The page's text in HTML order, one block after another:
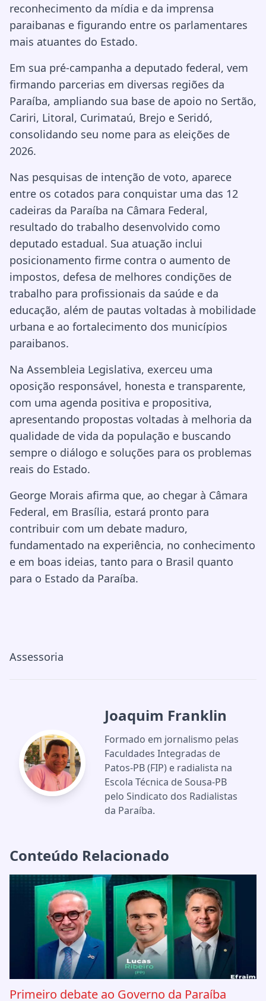
reconhecimento da mídia e da imprensa
paraibanas e figurando entre os parlamentares
mais atuantes do Estado.
Em sua pré-campanha a deputado federal, vem
firmando parcerias em diversas regiões da
Paraíba, ampliando sua base de apoio no Sertão,
Cariri, Litoral, Curimataú, Brejo e Seridó,
consolidando seu nome para as eleições de
2026.
Nas pesquisas de intenção de voto, aparece
entre os cotados para conquistar uma das 12
cadeiras da Paraíba na Câmara Federal,
resultado do trabalho desenvolvido como
deputado estadual. Sua atuação inclui
posicionamento firme contra o aumento de
impostos, defesa de melhores condições de
trabalho para profissionais da saúde e da
educação, além de pautas voltadas à mobilidade
urbana e ao fortalecimento dos municípios
paraibanos.
Na Assembleia Legislativa, exerceu uma
oposição responsável, honesta e transparente,
com uma agenda positiva e propositiva,
apresentando propostas voltadas à melhoria da
qualidade de vida da população e buscando
sempre o diálogo e soluções para os problemas
reais do Estado.
George Morais afirma que, ao chegar à Câmara
Federal, em Brasília, estará pronto para
contribuir com um debate maduro,
fundamentado na experiência, no conhecimento
e em boas ideias, tanto para o Brasil quanto
para o Estado da Paraíba.
Assessoria
Joaquim Franklin
Formado em jornalismo pelas
Faculdades Integradas de
Patos-PB (FIP) e radialista na
Escola Técnica de Sousa-PB
pelo Sindicato dos Radialistas
da Paraíba.
Conteúdo Relacionado
Primeiro debate ao Governo da Paraíba